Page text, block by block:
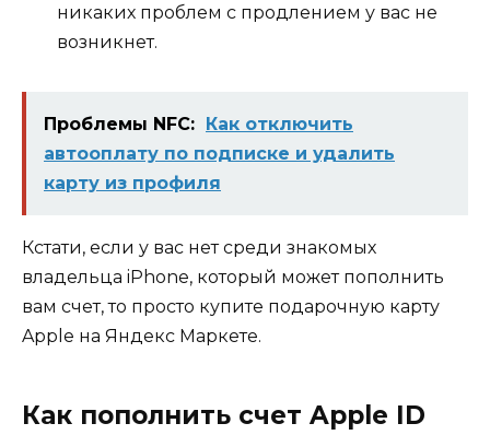
никаких проблем с продлением у вас не
возникнет.
Проблемы NFC: Как отключить
автооплату по подписке и удалить
карту из профиля
Кстати, если у вас нет среди знакомых
владельца iPhone, который может пополнить
вам счет, то просто купите подарочную карту
Apple на Яндекс Маркете.
Как пополнить счет Apple ID